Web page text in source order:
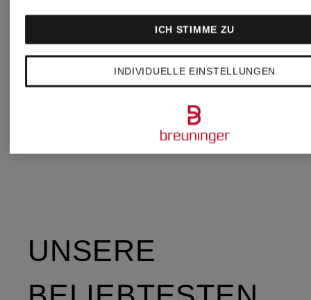
CHF 119
CHF 159
UNSERE
INDIVIDUELLE EINSTELLUNGEN
ICH STIMME ZU